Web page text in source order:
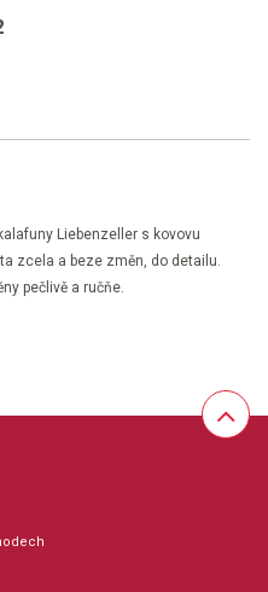
Liebenzeller s kovovu
zcela a beze změn, do detailu.
pečlivě a ručňe.